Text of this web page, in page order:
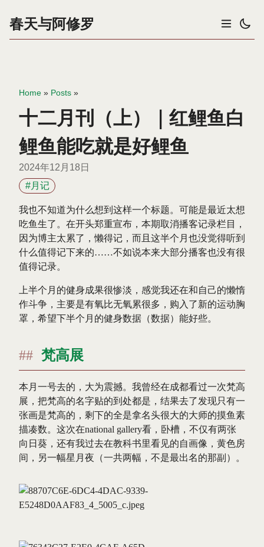
春天与阿修罗
Home » Posts »
十二月刊（上）｜红鲤鱼白
鲤鱼能吃就是好鲤鱼
2024年12月18日
#月记
我也不知道为什么想到这样一个标题。可能是最近太想
吃鱼生了。在开头郑重宣布，本期取消播客记录栏目，
因为博主太累了，懒得记，而且这半个月也没觉得听到
什么值得记下来的……不如说本来大部分播客也没有很
值得记录。
上半个月的健身成果很惨淡，感觉我还在和自己的懒惰
作斗争，主要是有氧比无氧累很多，购入了新的运动胸
罩，希望下半个月的健身数据（数据）能好些。
梵高展
本月一号去的，大为震撼。我曾经在成都看过一次梵高
展，把梵高的名字贴的到处都是，结果去了发现只有一
张画是梵高的，剩下的全是拿名头很大的大师的摸鱼素
描凑数。这次在national gallery看，卧槽，不仅有两张
向日葵，还有我过去在教科书里看见的自画像，黄色房
间，另一幅星月夜（一共两幅，不是最出名的那副）。